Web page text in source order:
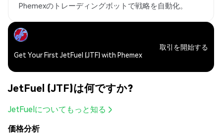
Phemexのトレーディングボットで戦略を自動化。
Get Your First JetFuel (JTF) with Phemex
取引を開始する
JetFuel (JTF)は何ですか?
JetFuelについてもっと知る
価格分析